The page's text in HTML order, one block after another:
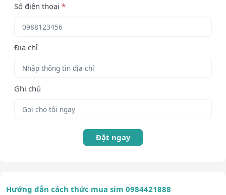
Số điện thoại *
Địa chỉ
Ghi chú
Đặt ngay
Hướng dẫn cách thức mua sim 0984421888